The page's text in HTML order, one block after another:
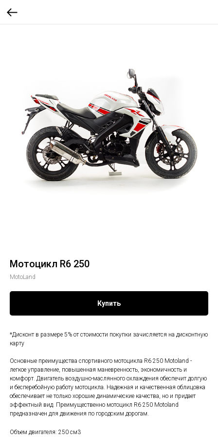
Мотоцикл R6 250
MotoLand
Купить
*Дисконт в размере 5% от стоимости покупки зачисляется на дисконтную
карту
Основные преимущества спортивного мотоцикла R6 250 Motoland -
легкое управление, повышенная маневренность, экономичность и
комфорт. Двигатель воздушно-маслянного охлаждения обеспечит долгую
и бесперебойную работу мотоцикла. Надежная и качественная облицовка
обеспечивает не только хорошие динамические качества, но и придает
эффектный вид. Преимущественно мотоцикл R6 250 Motoland
предназначен для движения по городским дорогам.
Объем двигателя: 250 см3